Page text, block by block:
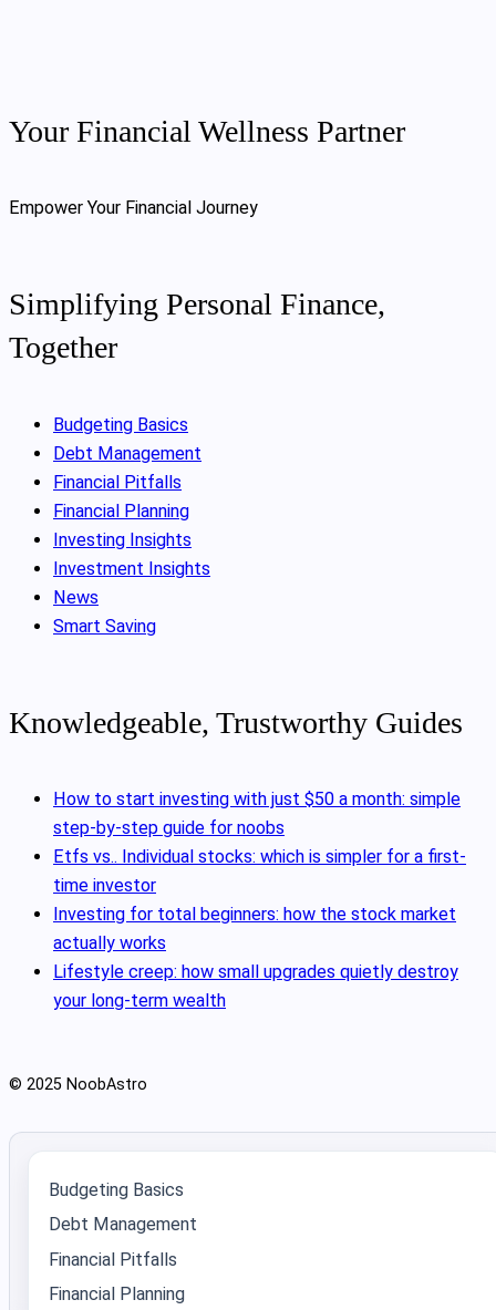
Your Financial Wellness Partner
Empower Your Financial Journey
Simplifying Personal Finance,
Together
Budgeting Basics
Debt Management
Financial Pitfalls
Financial Planning
Investing Insights
Investment Insights
News
Smart Saving
Knowledgeable, Trustworthy Guides
How to start investing with just $50 a month: simple
step-by-step guide for noobs
Etfs vs.. Individual stocks: which is simpler for a first-
time investor
Investing for total beginners: how the stock market
actually works
Lifestyle creep: how small upgrades quietly destroy
your long-term wealth
© 2025 NoobAstro
Budgeting Basics
Debt Management
Financial Pitfalls
Financial Planning